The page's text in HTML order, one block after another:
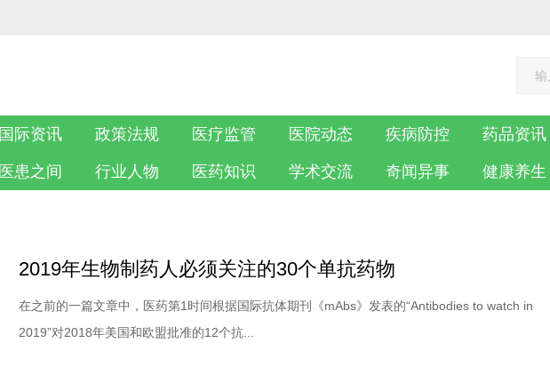
国际资讯 政策法规 医疗监管 医院动态 疾病防控 药品资讯
医患之间 行业人物 医药知识 学术交流 奇闻异事 健康养生
2019年生物制药人必须关注的30个单抗药物
在之前的一篇文章中，医药第1时间根据国际抗体期刊《mAbs》发表的“Antibodies to watch in
2019”对2018年美国和欧盟批准的12个抗...